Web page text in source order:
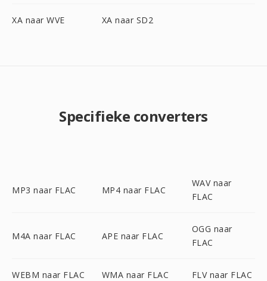
XA naar WVE XA naar SD2
Specifieke converters
MP3 naar FLAC MP4 naar FLAC
WAV naar
FLAC
M4A naar FLAC APE naar FLAC
OGG naar
FLAC
WEBM naar FLAC WMA naar FLAC FLV naar FLAC